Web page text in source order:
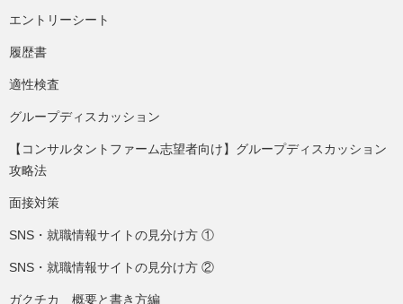
エントリーシート
履歴書
適性検査
グループディスカッション
【コンサルタントファーム志望者向け】グループディスカッション
攻略法
面接対策
SNS・就職情報サイトの見分け方 ①
SNS・就職情報サイトの見分け方 ②
ガクチカ 概要と書き方編